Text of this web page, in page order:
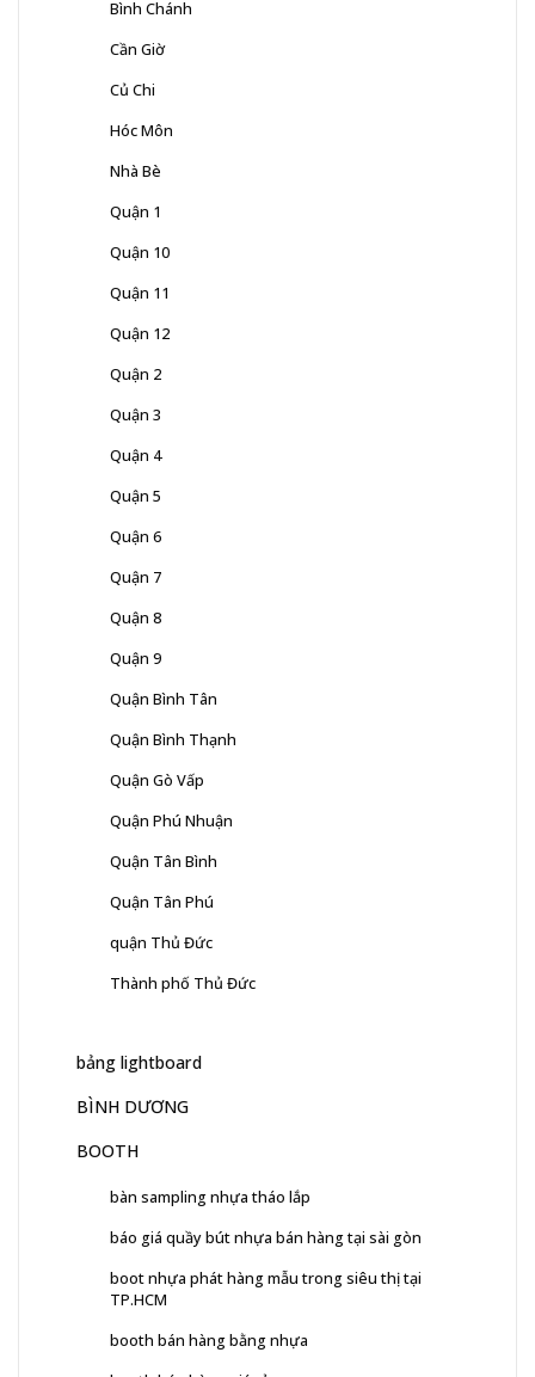
Bình Chánh
Cần Giờ
Củ Chi
Hóc Môn
Nhà Bè
Quận 1
Quận 10
Quận 11
Quận 12
Quận 2
Quận 3
Quận 4
Quận 5
Quận 6
Quận 7
Quận 8
Quận 9
Quận Bình Tân
Quận Bình Thạnh
Quận Gò Vấp
Quận Phú Nhuận
Quận Tân Bình
Quận Tân Phú
quận Thủ Đức
Thành phố Thủ Đức
bảng lightboard
BÌNH DƯƠNG
BOOTH
bàn sampling nhựa tháo lắp
báo giá quầy bút nhựa bán hàng tại sài gòn
boot nhựa phát hàng mẫu trong siêu thị tại
TP.HCM
booth bán hàng bằng nhựa